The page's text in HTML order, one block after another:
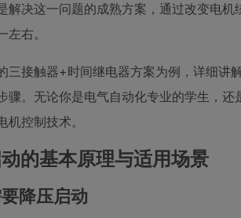
解决这一问题的成熟方案，通过改变电
左右。
三接触器+时间继电器方案为例，详细讲
骤。无论你是电气自动化专业的学生，
机控制技术。
的基本原理与适用场景
降压启动